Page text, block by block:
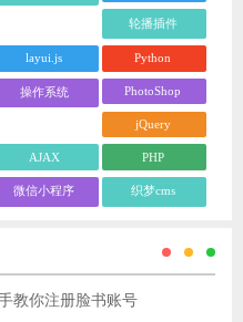
轮播插件
layui.js Python
操作系统 PhotoShop
jQuery
AJAX PHP
微信小程序 织梦cms
教你注册脸书账号